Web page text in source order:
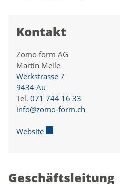
Kontakt
Zomo form AG
Martin Meile
Werkstrasse 7
9434 Au
Tel. 071 744 16 33
info@zomo-form.ch
Website Externer Link wird in
Geschäftsleitung